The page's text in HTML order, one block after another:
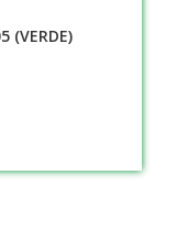
(VERDE)